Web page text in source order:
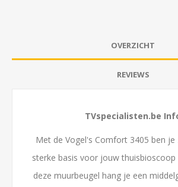
OVERZICHT
REVIEWS
TVspecialisten.be
Met de Vogel's Comfort 3405 ben je
sterke basis voor jouw
deze muurbeugel hang je een